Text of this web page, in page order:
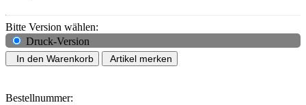
Bitte Version wählen:
Druck-Version
In den Warenkorb Artikel merken
Bestellnummer: